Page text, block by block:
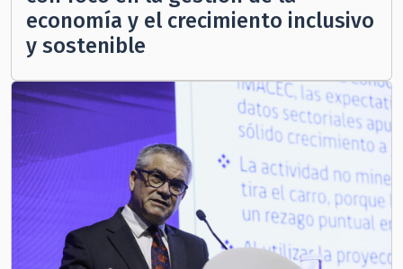
economía y el crecimiento inclusivo
y sostenible